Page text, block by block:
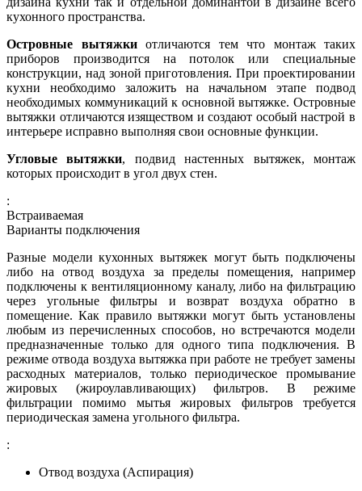
кухонного пространства.
Островные вытяжкиотличаются тем что монтаж таких
приборов производится на потолок или специальные
конструкции, над зоной приготовления. При проектировании
кухни необходимо заложить на начальном этапе подвод
необходимых коммуникаций к основной вытяжке. Островные
вытяжки отличаются изяществом и создают особый настрой в
интерьере исправно выполняя свои основные функции.
Угловые вытяжки, подвид настенных вытяжек, монтаж
которых происходит в угол двух стен.
:
Встраиваемая
Варианты подключения
Разные модели кухонных вытяжек могут быть подключены
либо на отвод воздуха за пределы помещения, например
подключены к вентиляционному каналу, либо на фильтрацию
через угольные фильтры и возврат воздуха обратно в
помещение. Как правило вытяжки могут быть установлены
любым из перечисленных способов, но встречаются модели
предназначенные только для одного типа подключения. В
режиме отвода воздуха вытяжка при работе не требует замены
расходных материалов, только периодическое промывание
жировых (жироулавливающих) фильтров. В режиме
фильтрации помимо мытья жировых фильтров требуется
периодическая замена угольного фильтра.
:
Отвод воздуха (Аспирация)